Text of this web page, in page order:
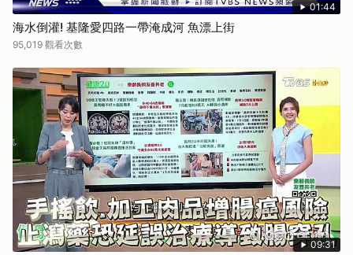
01:44
海水倒灌! 基隆愛四路一帶淹成河 魚漂上街
95,019 觀看次數
09:31